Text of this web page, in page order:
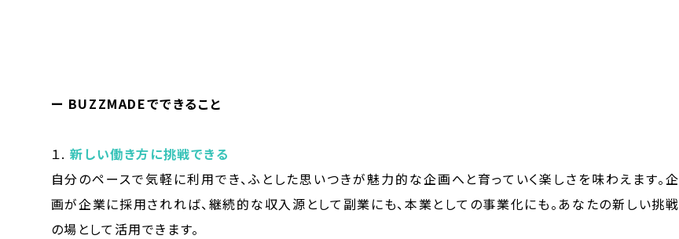
ー BUZZMADEでできること
１.新しい働き方に挑戦できる
自分のペースで気軽に利用でき、ふとした思いつきが魅力的な企画へと育っていく楽しさを味わえます。企
画が企業に採用されれば、継続的な収入源として副業にも、本業としての事業化にも。あなたの新しい挑戦
の場として活用できます。